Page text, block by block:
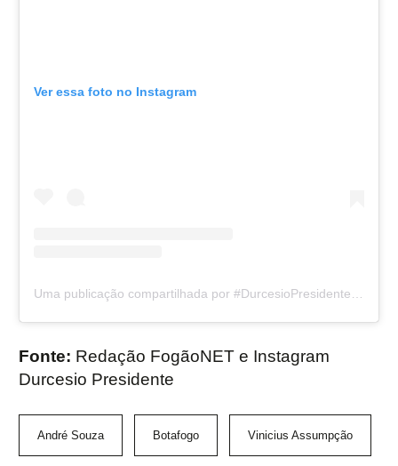
Ver essa foto no Instagram
Uma publicação compartilhada por #DurcesioPresidente (@durcesiopresidente)
Fonte: Redação FogãoNET e Instagram
Durcesio Presidente
André Souza Botafogo Vinicius Assumpção